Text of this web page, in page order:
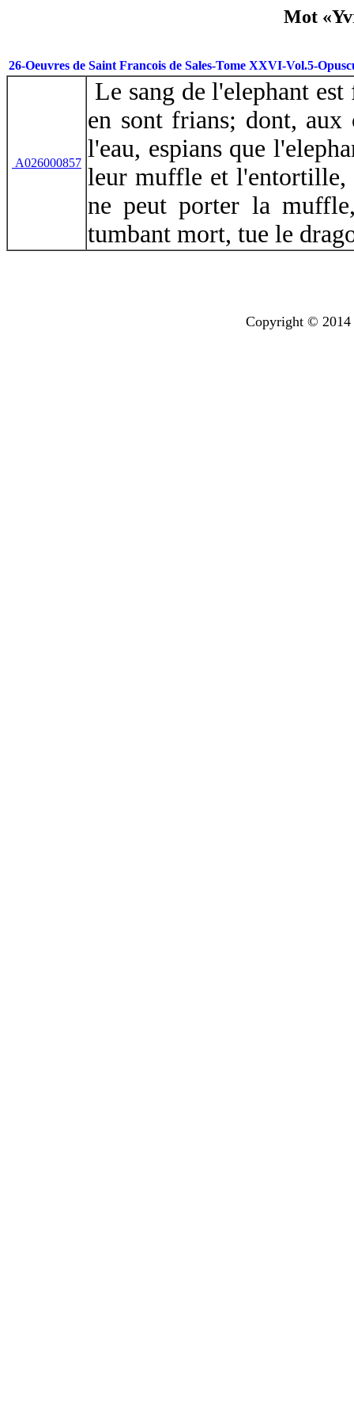
Mot
26-Oeuvres de Saint Francois de Sales-Tome XXVI-Vol.5-
A026000857
Le sang de l'elephant
en sont frians; dont, aux
l'eau, espians que
leur muffle et l'entortille,
ne peut porter la
tumbant mort, tue le
Copyright © 2014